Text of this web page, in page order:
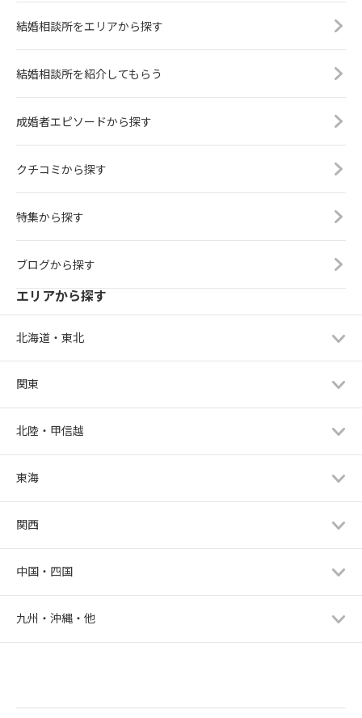
結婚相談所をエリアから探す
結婚相談所を紹介してもらう
成婚者エピソードから探す
クチコミから探す
特集から探す
ブログから探す
エリアから探す
北海道・東北
関東
北陸・甲信越
東海
関西
中国・四国
九州・沖縄・他